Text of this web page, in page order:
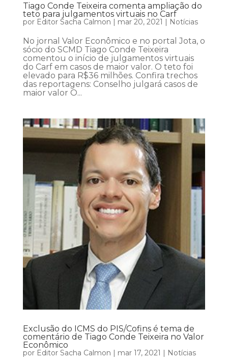
Tiago Conde Teixeira comenta ampliação do
teto para julgamentos virtuais no Carf
por Editor Sacha Calmon | mar 20, 2021 | Notícias
No jornal Valor Econômico e no portal Jota, o
sócio do SCMD Tiago Conde Teixeira
comentou o início de julgamentos virtuais
do Carf em casos de maior valor. O teto foi
elevado para R$36 milhões. Confira trechos
das reportagens: Conselho julgará casos de
maior valor O...
Exclusão do ICMS do PIS/Cofins é tema de
comentário de Tiago Conde Teixeira no Valor
Econômico
por Editor Sacha Calmon | mar 17, 2021 | Notícias